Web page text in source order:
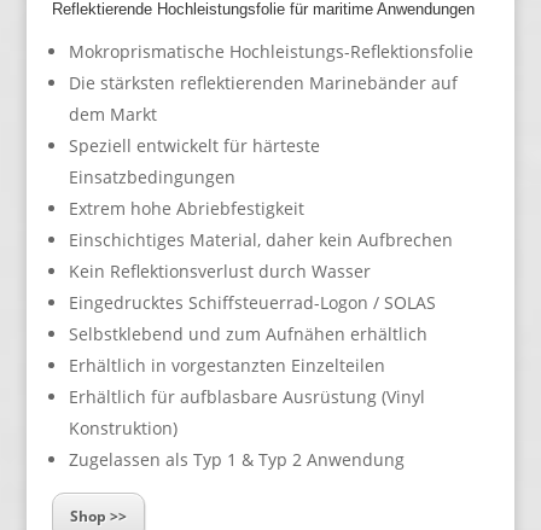
Reflektierende Hochleistungsfolie für maritime Anwendungen
Mokroprismatische Hochleistungs-Reflektionsfolie
Die stärksten reflektierenden Marinebänder auf
dem Markt
Speziell entwickelt für härteste
Einsatzbedingungen
Extrem hohe Abriebfestigkeit
Einschichtiges Material, daher kein Aufbrechen
Kein Reflektionsverlust durch Wasser
Eingedrucktes Schiffsteuerrad-Logon / SOLAS
Selbstklebend und zum Aufnähen erhältlich
Erhältlich in vorgestanzten Einzelteilen
Erhältlich für aufblasbare Ausrüstung (Vinyl
Konstruktion)
Zugelassen als Typ 1 & Typ 2 Anwendung
Shop >>